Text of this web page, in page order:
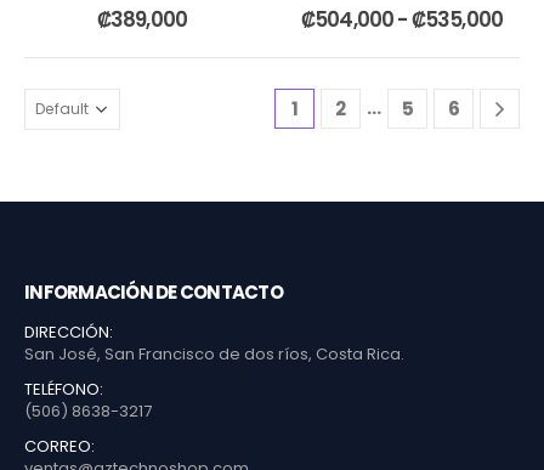
0out of 5
₡389,000 0out of 5
₡504,000-₡535,000
1 2 … 5 6
INFORMACIÓN DE CONTACTO
DIRECCIÓN:
San José, San Francisco de dos ríos, Costa Rica.
TELÉFONO:
(506) 8638-3217
CORREO: